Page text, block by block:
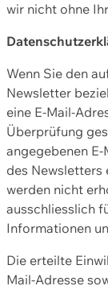
wir nicht ohne
Wenn Sie den
Newsletter
eine E-Mail-
Überprüfung
angegebenen
des Newsletters
werden nicht
ausschliesslich
Informationen
Die erteilte
Mail-Adresse